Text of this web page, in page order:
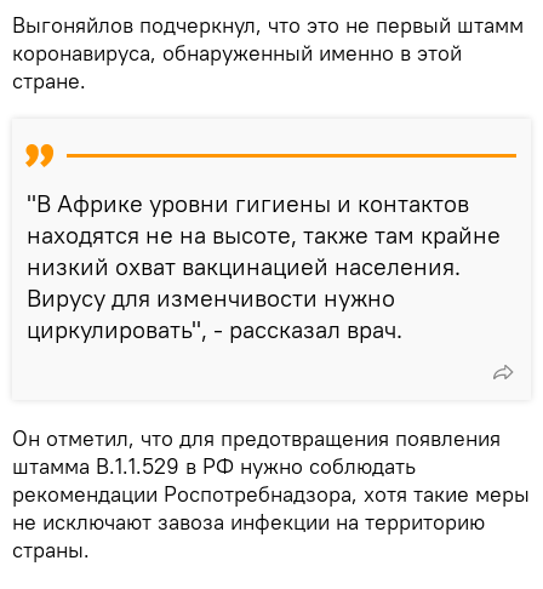
Выгоняйлов подчеркнул, что это не первый штамм
коронавируса, обнаруженный именно в этой
стране.
"В Африке уровни гигиены и контактов
находятся не на высоте, также там крайне
низкий охват вакцинацией населения.
Вирусу для изменчивости нужно
циркулировать", - рассказал врач.
Он отметил, что для предотвращения появления
штамма B.1.1.529 в РФ нужно соблюдать
рекомендации Роспотребнадзора, хотя такие меры
не исключают завоза инфекции на территорию
страны.